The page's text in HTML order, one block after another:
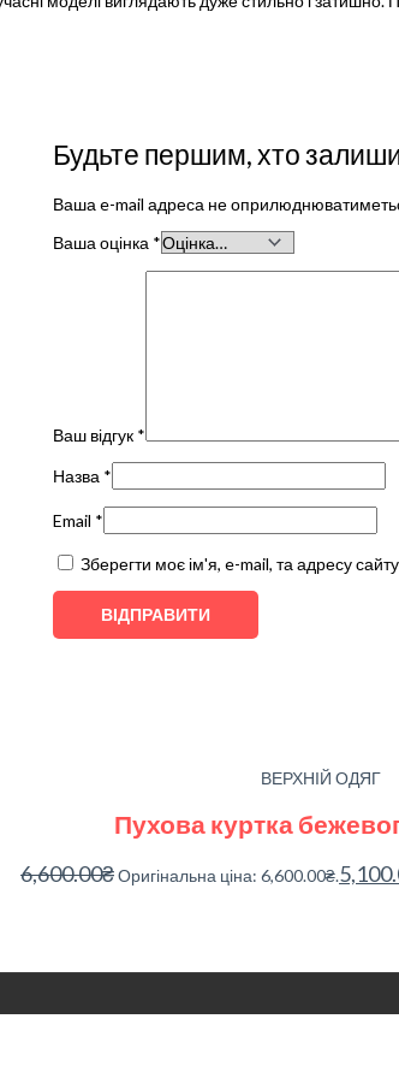
Будьте першим, хто
Ваша e-mail адреса не
Ваша оцінка *
Ваш відгук *
Назва *
Email *
Зберегти моє ім'я, e-mail, та адресу
ВЕРХНІЙ ОДЯГ
Пухова куртка
6,600.00₴Оригінальна ціна: 6,600.00₴.